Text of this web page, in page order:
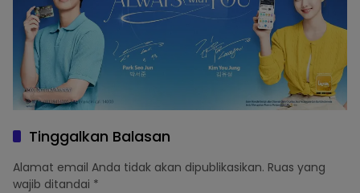
Tinggalkan Balasan
Alamat email Anda tidak akan dipublikasikan. Ruas yang
wajib ditandai *